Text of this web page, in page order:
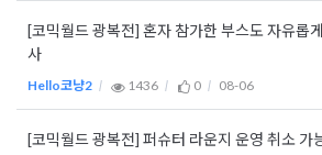
[코믹월드 광복전] 혼자 참가한 부스도 자유롭
사
Hello코냥2 1436 0 08-06
[코믹월드 광복전] 퍼슈터 라운지 운영 취소 가